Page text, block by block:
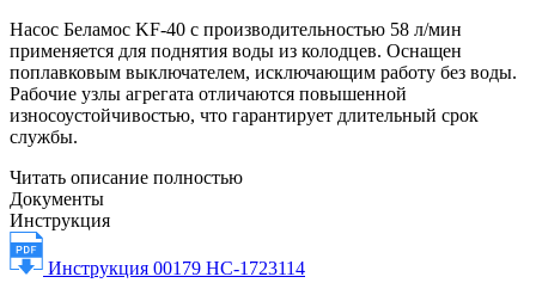
Насос Беламос KF-40 с производительностью 58 л/мин
применяется для поднятия воды из колодцев. Оснащен
поплавковым выключателем, исключающим работу без воды.
Рабочие узлы агрегата отличаются повышенной
износоустойчивостью, что гарантирует длительный срок
службы.
Читать описание полностью
Документы
Инструкция
Инструкция 00179 НС-1723114